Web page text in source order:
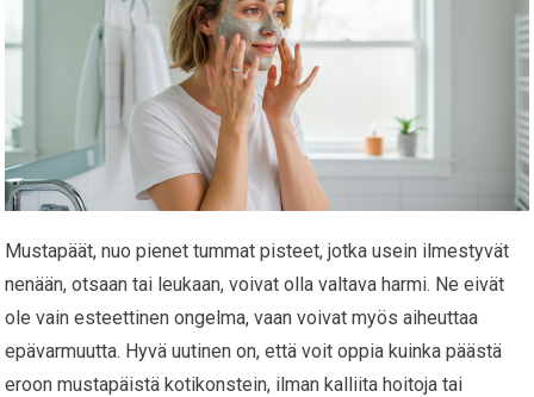
Mustapäät, nuo pienet tummat pisteet, jotka usein ilmestyvät
nenään, otsaan tai leukaan, voivat olla valtava harmi. Ne eivät
ole vain esteettinen ongelma, vaan voivat myös aiheuttaa
epävarmuutta. Hyvä uutinen on, että voit oppia kuinka päästä
eroon mustapäistä kotikonstein, ilman kalliita hoitoja tai